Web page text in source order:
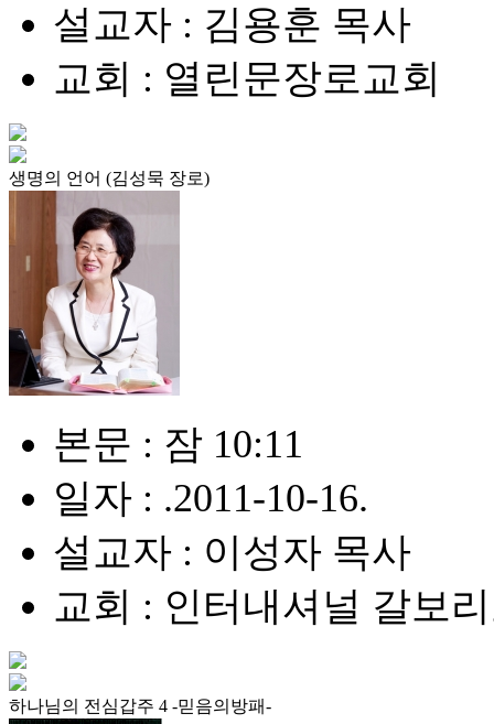
설교자 : 김용훈 목사
교회 : 열린문장로교회
생명의 언어 (김성묵 장로)
본문 : 잠 10:11
일자 : .2011-10-16.
설교자 : 이성자 목사
교회 : 인터내셔널 갈보
하나님의 전심갑주 4 -믿음의방패-